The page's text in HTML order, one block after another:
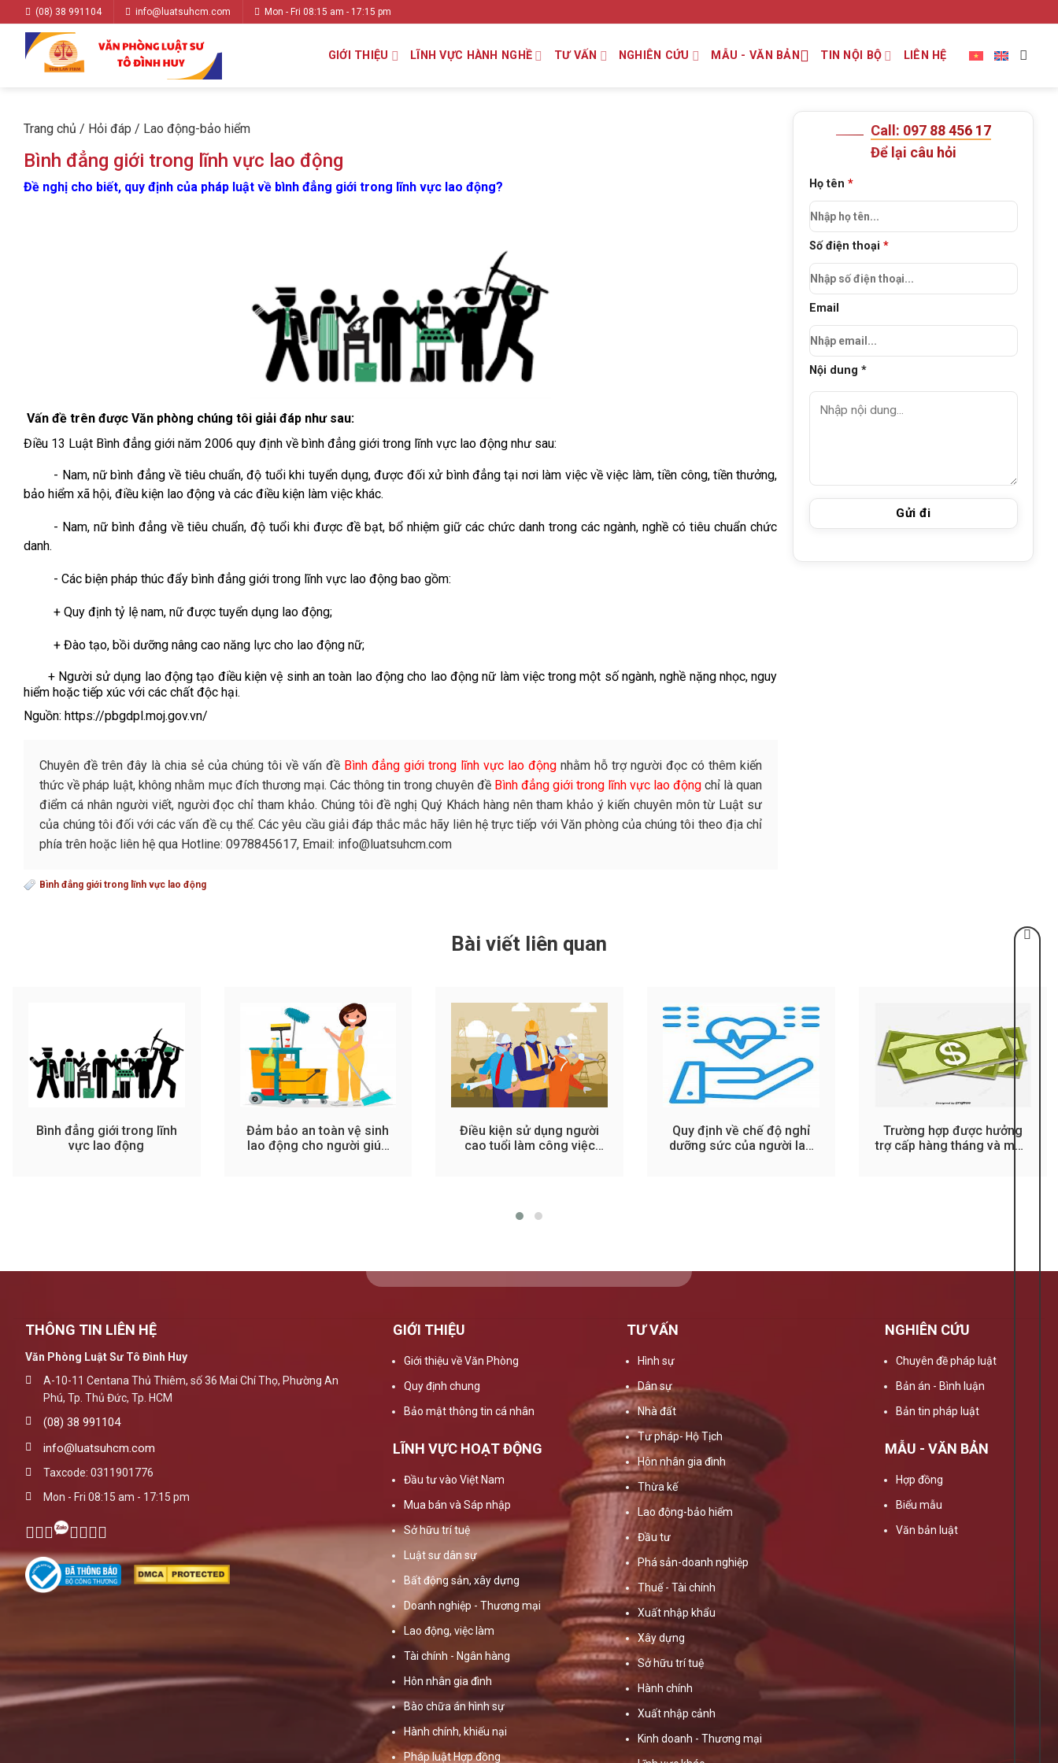
(08) 38 991104 info@luatsuhcm.com Mon - Fri 08:15 am - 17:15 pm
GIỚI THIỆU LĨNH VỰC HÀNH NGHỀ TƯ VẤN NGHIÊN CỨU MẪU - VĂN BẢN TIN NỘI BỘ LIÊN HỆ
Trang chủ / Hỏi đáp / Lao động-bảo hiểm
Bình đẳng giới trong lĩnh vực lao động
Đề nghị cho biết, quy định của pháp luật về bình đẳng giới trong lĩnh vực lao động?
Vấn đề trên được Văn phòng chúng tôi giải đáp như sau:
Điều 13 Luật Bình đẳng giới năm 2006 quy định về bình đẳng giới trong lĩnh vực lao động như sau:
- Nam, nữ bình đẳng về tiêu chuẩn, độ tuổi khi tuyển dụng, được đối xử bình đẳng tại nơi làm việc về việc làm, tiền công, tiền thưởng,
bảo hiểm xã hội, điều kiện lao động và các điều kiện làm việc khác.
- Nam, nữ bình đẳng về tiêu chuẩn, độ tuổi khi được đề bạt, bổ nhiệm giữ các chức danh trong các ngành, nghề có tiêu chuẩn chức
danh.
- Các biện pháp thúc đẩy bình đẳng giới trong lĩnh vực lao động bao gồm:
+ Quy định tỷ lệ nam, nữ được tuyển dụng lao động;
+ Đào tạo, bồi dưỡng nâng cao năng lực cho lao động nữ;
+ Người sử dụng lao động tạo điều kiện vệ sinh an toàn lao động cho lao động nữ làm việc trong một số ngành, nghề nặng nhọc, nguy
hiểm hoặc tiếp xúc với các chất độc hại.
Nguồn:https://pbgdpl.moj.gov.vn/
Chuyên đề trên đây là chia sẻ của chúng tôi về vấn đề Bình đẳng giới trong lĩnh vực lao động nhằm hỗ trợ người đọc có thêm kiến
thức về pháp luật, không nhằm mục đích thương mại. Các thông tin trong chuyên đề Bình đẳng giới trong lĩnh vực lao độngchỉ là quan
điểm cá nhân người viết, người đọc chỉ tham khảo. Chúng tôi đề nghị Quý Khách hàng nên tham khảo ý kiến chuyên môn từ Luật sư
của chúng tôi đối với các vấn đề cụ thể. Các yêu cầu giải đáp thắc mắc hãy liên hệ trực tiếp với Văn phòng của chúng tôi theo địa chỉ
phía trên hoặc liên hệ qua Hotline: 0978845617, Email: info@luatsuhcm.com
Bình đẳng giới trong lĩnh vực lao động
Call: 097 88 456 17
Để lại câu hỏi
Họ tên*
Số điện thoại*
Email
Nội dung *
Bài viết liên quan
Bình đẳng giới trong lĩnh
vực lao động
Đảm bảo an toàn vệ sinh
lao động cho người giúp
Điều kiện sử dụng người
cao tuổi làm công việc
Quy định về chế độ nghỉ
dưỡng sức của người lao
Trường hợp được hưởng
trợ cấp hàng tháng và mức
THÔNG TIN LIÊN HỆ
Văn Phòng Luật Sư Tô Đình Huy
A-10-11 Centana Thủ Thiêm, số 36 Mai Chí Thọ, Phường An
Phú, Tp. Thủ Đức, Tp. HCM
(08) 38 991104
info@luatsuhcm.com
Taxcode: 0311901776
Mon - Fri 08:15 am - 17:15 pm
GIỚI THIỆU
Giới thiệu về Văn Phòng
Quy định chung
Bảo mật thông tin cá nhân
LĨNH VỰC HOẠT ĐỘNG
Đầu tư vào Việt Nam
Mua bán và Sáp nhập
Sở hữu trí tuệ
Luật sư dân sự
Bất động sản, xây dựng
Doanh nghiệp - Thương mại
Lao động, việc làm
Tài chính - Ngân hàng
Hôn nhân gia đình
Bào chữa án hình sự
Hành chính, khiếu nại
Pháp luật Hợp đồng
TƯ VẤN
Hình sự
Dân sự
Nhà đất
Tư pháp- Hộ Tịch
Hôn nhân gia đình
Thừa kế
Lao động-bảo hiểm
Đầu tư
Phá sản-doanh nghiệp
Thuế - Tài chính
Xuất nhập khẩu
Xây dựng
Sở hữu trí tuệ
Hành chính
Xuất nhập cảnh
Kinh doanh - Thương mại
NGHIÊN CỨU
Chuyên đề pháp luật
Bản án - Bình luận
Bản tin pháp luật
MẪU - VĂN BẢN
Hợp đồng
Biểu mẫu
Văn bản luật